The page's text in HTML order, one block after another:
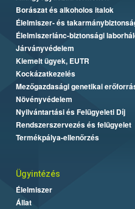
Borászat és alkoholos italok
Élelmiszer- és
Élelmiszerlánc-biztonsági
Járványvédelem
Kiemelt ügyek, EUTR
Kockázatkezelés
Mezőgazdasági genetikai
Növényvédelem
Nyilvántartási és Felügyeleti Díj
Rendszerszervezés és felügyelet
Termékpálya-ellenőrzés
Ügyintézés
Élelmiszer
Állat